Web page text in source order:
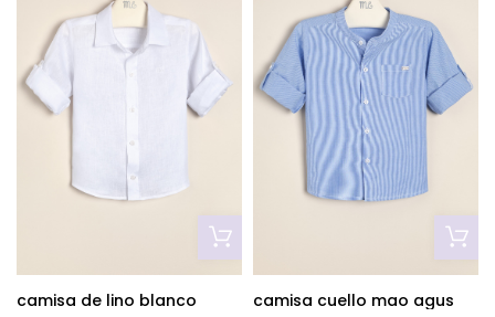
camisa de lino blanco camisa cuello mao agus